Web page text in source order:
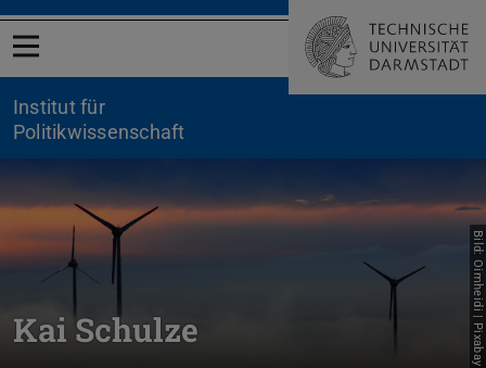
Menü öffnen
Institut für
Politikwissenschaft
Kai Schulze Bild: Oimheidi | Pixabay